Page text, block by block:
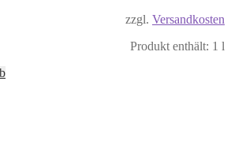
zzgl. Versandkosten
Produkt enthält: 1 l